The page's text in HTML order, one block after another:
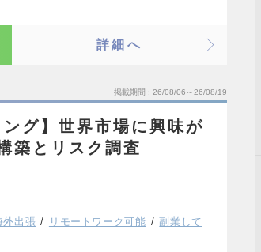
詳細へ
掲載期間 26/08/06～26/08/19
グ】世界市場に興味が
築とリスク調査
外出張 リモートワーク可能
副業して